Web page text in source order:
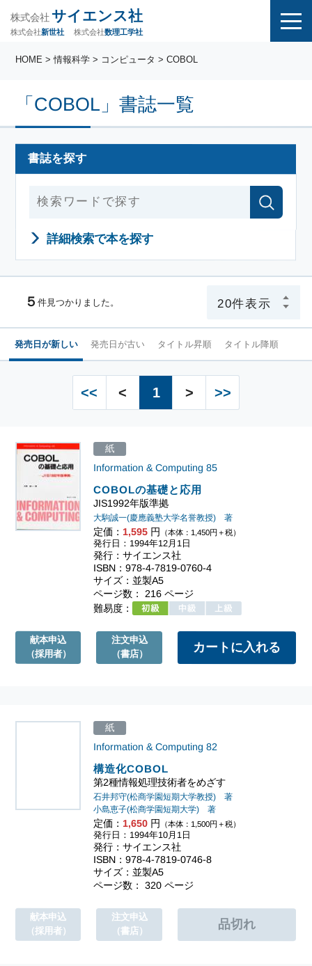
株式会社 サイエンス社
株式会社新世社 株式会社数理工学社
「COBOL」書誌一覧
HOME > 情報科学 > コンピュータ > COBOL
書誌を探す
詳細検索で本を探す
５ 件見つかりました。
発売日が新しい 発売日が古い タイトル昇順 タイトル降順
<< < 1 > >>
COBOLの基礎と応用
JIS1992年版準拠
Information & Computing 85
大駒誠一(慶應義塾大学名誉教授) 著
定価： 1,595 円 （本体：1,450円＋税）
紙
発行日：1994年12月1日
発行：サイエンス社
ISBN：978-4-7819-0760-4
サイズ：並製A5
ページ数： 216 ページ
難易度：
献本申込
（採用者）
注文申込
（書店）
構造化COBOL
第2種情報処理技術者をめざす
Information & Computing 82
石井邦守(松商学園短期大学教授) 著
小島恵子(松商学園短期大学) 著
定価： 1,650 円 （本体：1,500円＋税）
紙
発行日：1994年10月1日
発行：サイエンス社
ISBN：978-4-7819-0746-8
サイズ：並製A5
ページ数： 320 ページ
献本申込
（採用者）
注文申込
（書店）